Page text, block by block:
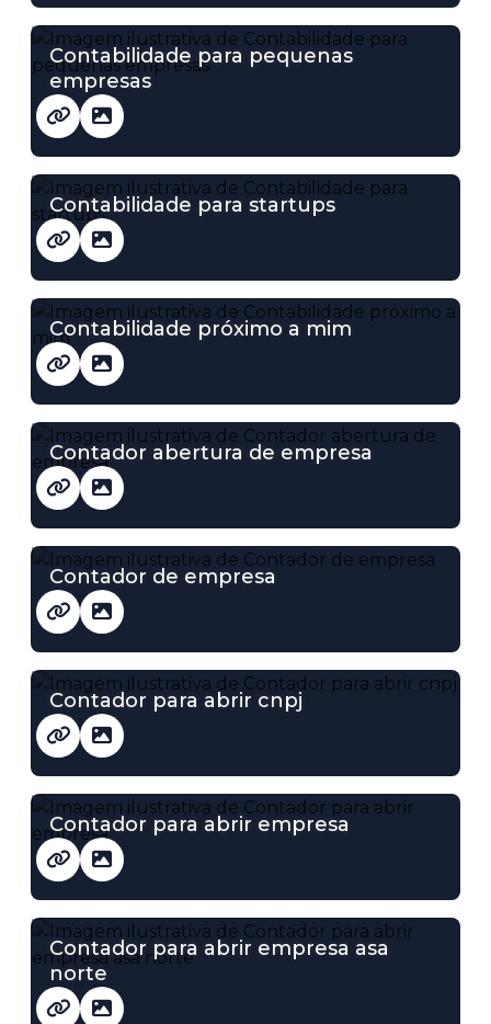
Contabilidade para pequenas
empresas
Contabilidade para startups
Contabilidade próximo a mim
Contador abertura de empresa
Contador de empresa
Contador para abrir cnpj
Contador para abrir empresa
Contador para abrir empresa asa
norte